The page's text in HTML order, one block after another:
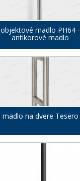
objektové madlo PH64 -
antikorové madlo
madlo na dvere Tesero